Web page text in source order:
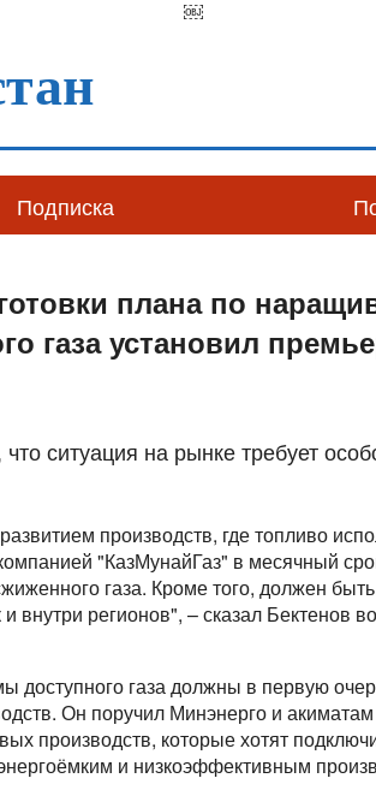
￼
Подписка
плана по
газа установил
ситуация на рынке требует
производств, где топливо
"КазМунайГаз" в месячный
газа. Кроме того, должен
внутри регионов", – сказал Бектенов
доступного газа должны в первую
Он поручил Минэнерго и
производств, которые хотят
и низкоэффективным